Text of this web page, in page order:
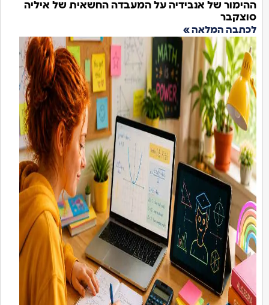
של אנבידיה על המעבדה החשאית של איליה
המלאה »